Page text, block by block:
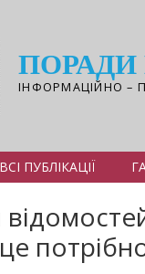
ІНФОРМАЦІЙНО –
ВСІ ПУБЛІКАЦІЇ